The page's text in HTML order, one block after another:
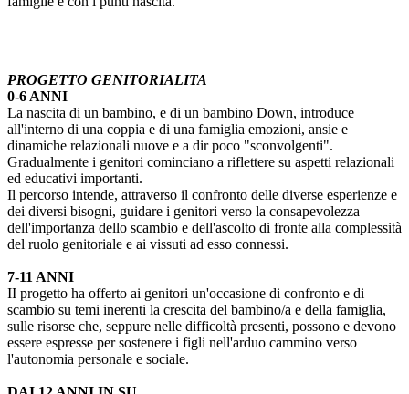
PROGETTO GENITORIALITA
0-6 ANNI
La nascita di un bambino, e di un bambino Down, introduce
all'interno di una coppia e di una famiglia emozioni, ansie e
dinamiche relazionali nuove e a dir poco "sconvolgenti".
Gradualmente i genitori cominciano a riflettere su aspetti relazionali
ed educativi importanti.
Il percorso intende, attraverso il confronto delle diverse esperienze e
dei diversi bisogni, guidare i genitori verso la consapevolezza
dell'importanza dello scambio e dell'ascolto di fronte alla complessità
del ruolo genitoriale e ai vissuti ad esso connessi.
7-11 ANNI
II progetto ha offerto ai genitori un'occasione di confronto e di
scambio su temi inerenti la crescita del bambino/a e della famiglia,
sulle risorse che, seppure nelle difficoltà presenti, possono e devono
essere espresse per sostenere i figli nell'arduo cammino verso
l'autonomia personale e sociale.